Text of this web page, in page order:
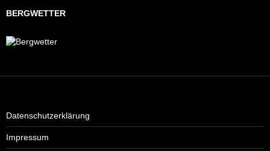
BERGWETTER
Datenschutzerklärung
Impressum